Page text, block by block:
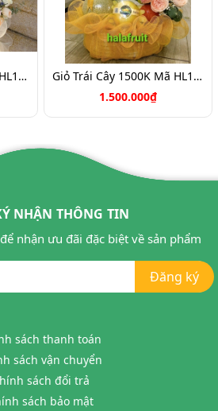
Giỏ Trái Cây 1500K Mã HL1066
Giỏ Trái Cây 1500K Mã HL1058
1.500.000₫
NHẬN THÔNG TIN
nhận ưu đãi đặc biệt về sản phẩm
Đăng ký
sách thanh toán
sách vận chuyển
sách đổi trả
sách bảo mật